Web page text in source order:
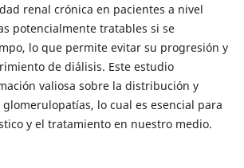
renal crónica en pacientes a nivel
potencialmente tratables si se
lo que permite evitar su progresión y
de diálisis. Este estudio
valiosa sobre la distribución y
lo cual es esencial para
y el tratamiento en nuestro medio.